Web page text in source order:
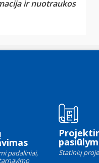
ir nuotraukos
padaliniai,
Statinių